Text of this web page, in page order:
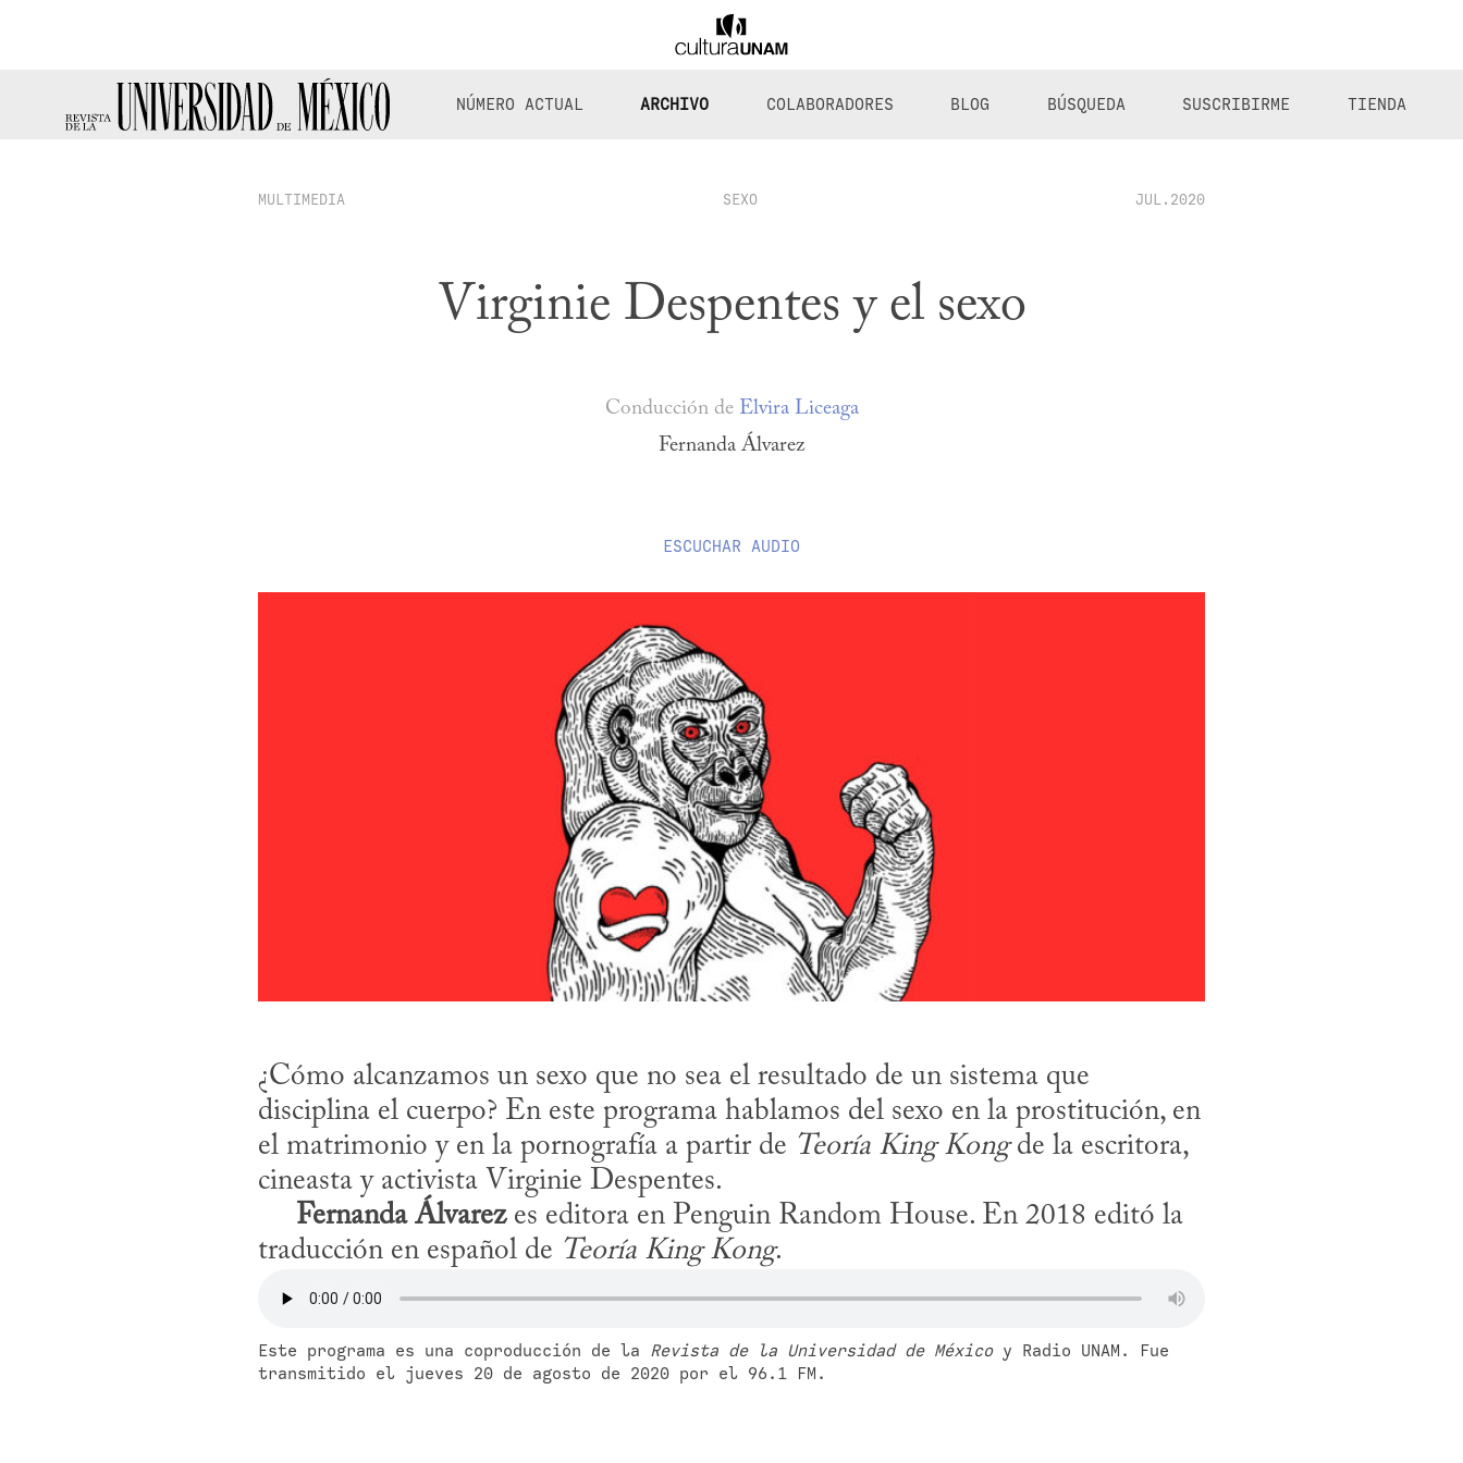
NÚMERO ACTUAL ARCHIVO COLABORADORES BLOG BÚSQUEDA SUSCRIBIRME TIENDA
MULTIMEDIA SEXO JUL.2020
Virginie Despentes y el sexo
Conducción de Elvira Liceaga
Fernanda Álvarez
ESCUCHAR AUDIO
¿Cómo alcanzamos un sexo que no sea el resultado de un sistema que
disciplina el cuerpo? En este programa hablamos del sexo en la prostitución, en
el matrimonio y en la pornografía a partir de Teoría King Kong de la escritora,
cineasta y activista Virginie Despentes.
Fernanda Álvarez es editora en Penguin Random House. En 2018 editó la
traducción en español de Teoría King Kong.
Este programa es una coproducción de la Revista de la Universidad de México y Radio UNAM. Fue
transmitido el jueves 20 de agosto de 2020 por el 96.1 FM.